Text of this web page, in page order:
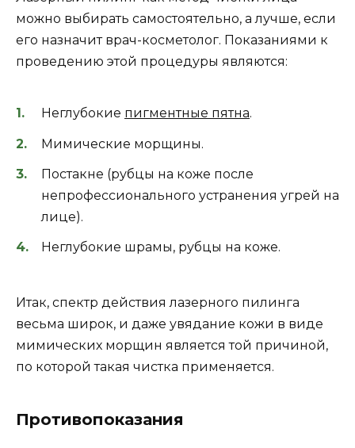
можно выбирать самостоятельно, а лучше, если
его назначит врач-косметолог. Показаниями к
проведению этой процедуры являются:
Неглубокие пигментные пятна.
Мимические морщины.
Постакне (рубцы на коже после
непрофессионального устранения угрей на
лице).
Неглубокие шрамы, рубцы на коже.
Итак, спектр действия лазерного пилинга
весьма широк, и даже увядание кожи в виде
мимических морщин является той причиной,
по которой такая чистка применяется.
Противопоказания